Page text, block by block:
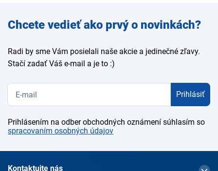
Zadajte
e-mail
Chcete vedieť ako prvý o novinkách?
Radi by sme Vám posielali naše akcie a jedinečné zľavy.
Stačí zadať Váš e-mail a je to :)
Prihlásiť
Prihlásením na odber obchodných oznámení súhlasím so
spracovaním osobných údajov
Kontaktujte nás